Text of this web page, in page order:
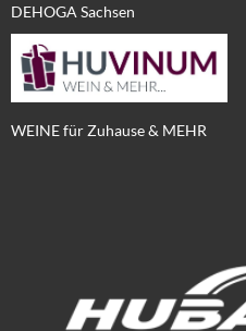
DEHOGA Sachsen
WEINE für Zuhause & MEHR